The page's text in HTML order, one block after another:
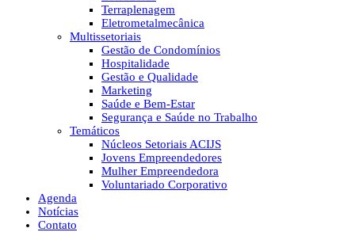
Terraplenagem
Eletrometalmecânica
Multissetoriais
Gestão de Condomínios
Hospitalidade
Gestão e Qualidade
Marketing
Saúde e Bem-Estar
Segurança e Saúde no Trabalho
Temáticos
Núcleos Setoriais ACIJS
Jovens Empreendedores
Mulher Empreendedora
Voluntariado Corporativo
Agenda
Notícias
Contato